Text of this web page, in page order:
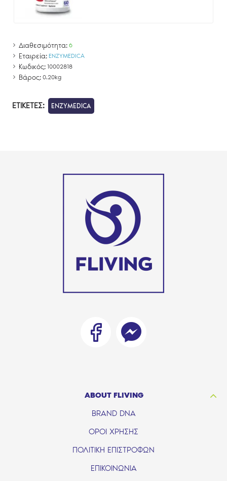
Διαθεσιμότητα: 6
Εταιρεία: ENZYMEDICA
Κωδικός: 10002818
Βάρος: 0.20kg
ΕΤΙΚΈΤΕΣ: ENZYMEDICA
ABOUT FLIVING
BRAND DNA
ΟΡΟΙ ΧΡΗΣΗΣ
ΠΟΛΙΤΙΚΗ ΕΠΙΣΤΡΟΦΩΝ
ΕΠΙΚΟΙΝΩΝΙΑ